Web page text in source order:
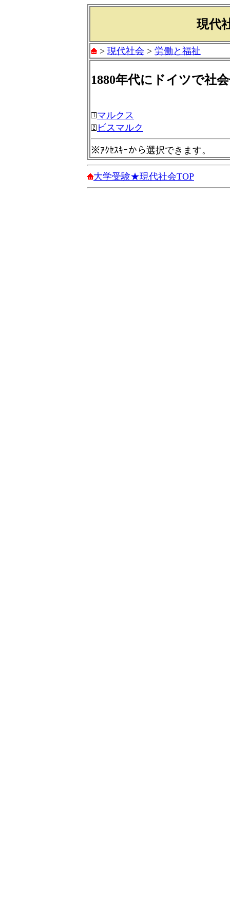
現代
> 現代社会 > 労働と福祉
1880年代にドイツで社
マルクス
ビスマルク
※ｱｸｾｽｷｰから選択できます。
大学受験★現代社会TOP